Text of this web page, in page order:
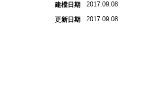
建檔日期 2017.09.08
更新日期 2017.09.08